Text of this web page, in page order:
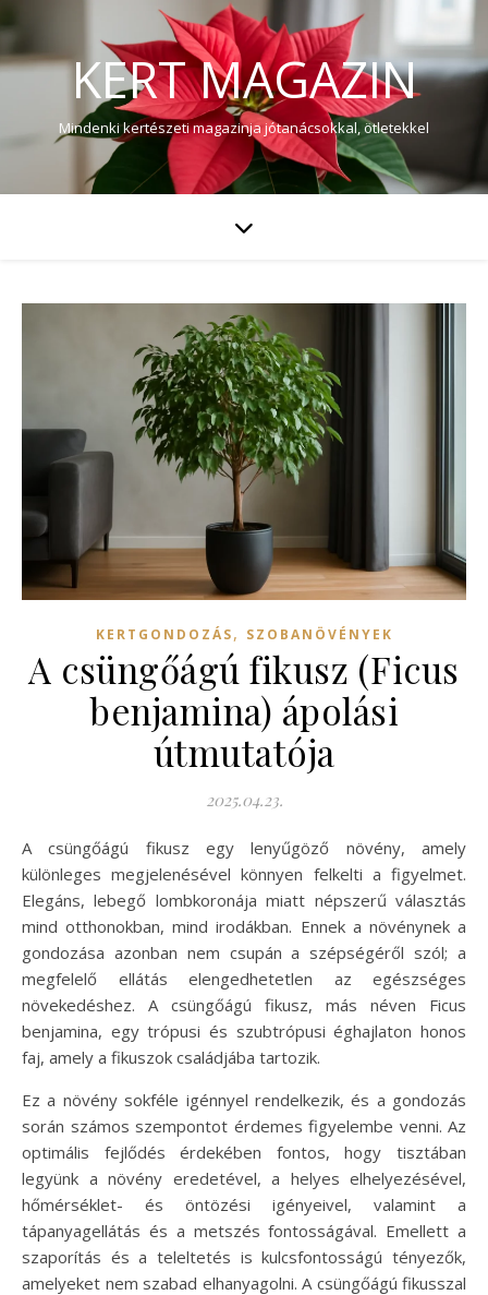
KERT MAGAZIN
Mindenki kertészeti magazinja jótanácsokkal, ötletekkel
KERTGONDOZÁS, SZOBANÖVÉNYEK
A csüngőágú fikusz (Ficus
benjamina) ápolási
útmutatója
2025.04.23.
A csüngőágú fikusz egy lenyűgöző növény, amely
különleges megjelenésével könnyen felkelti a figyelmet.
Elegáns, lebegő lombkoronája miatt népszerű választás
mind otthonokban, mind irodákban. Ennek a növénynek a
gondozása azonban nem csupán a szépségéről szól; a
megfelelő ellátás elengedhetetlen az egészséges
növekedéshez. A csüngőágú fikusz, más néven Ficus
benjamina, egy trópusi és szubtrópusi éghajlaton honos
faj, amely a fikuszok családjába tartozik.
Ez a növény sokféle igénnyel rendelkezik, és a gondozás
során számos szempontot érdemes figyelembe venni. Az
optimális fejlődés érdekében fontos, hogy tisztában
legyünk a növény eredetével, a helyes elhelyezésével,
hőmérséklet- és öntözési igényeivel, valamint a
tápanyagellátás és a metszés fontosságával. Emellett a
szaporítás és a teleltetés is kulcsfontosságú tényezők,
amelyeket nem szabad elhanyagolni. A csüngőágú fikusszal